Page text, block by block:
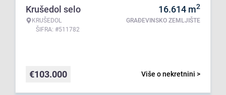
Krušedol selo
KRUŠEDOL
ŠIFRA: #511782
16.614 m2
GRAĐEVINSKO ZEMLJIŠTE
Više o nekretnini >
€103.000